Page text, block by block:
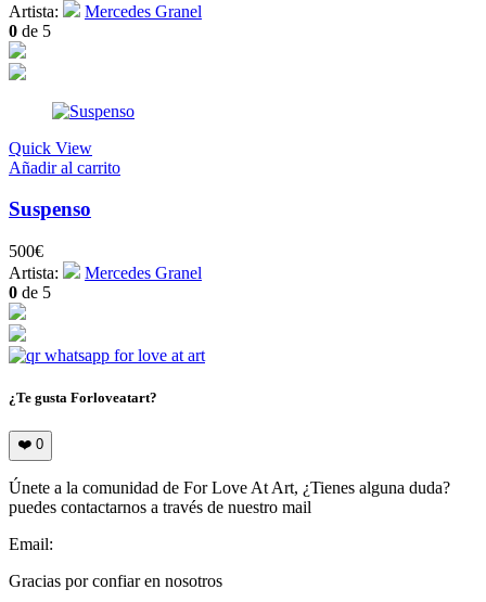
Artista:
Mercedes Granel
0 de 5
Quick View
Añadir al carrito
Suspenso
500€
Artista:
Mercedes Granel
0 de 5
¿Te gusta Forloveatart?
❤️ 0
Únete a la comunidad de For Love At Art, ¿Tienes alguna duda?
puedes contactarnos a través de nuestro mail
Email:
Gracias por confiar en nosotros